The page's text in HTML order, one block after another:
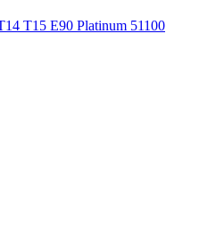
T15 E90 Platinum 51100